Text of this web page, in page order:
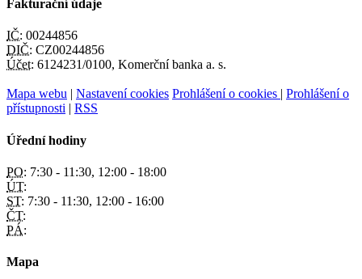
Fakturační údaje
IČ: 00244856
DIČ: CZ00244856
Účet: 6124231/0100, Komerční banka a. s.
Mapa webu Nastavení cookies Prohlášení o cookies
Prohlášení o
přístupnosti
RSS
Úřední hodiny
PO: 7:30 - 11:30, 12:00 - 18:00
ÚT:
ST: 7:30 - 11:30, 12:00 - 16:00
ČT:
PÁ:
Mapa